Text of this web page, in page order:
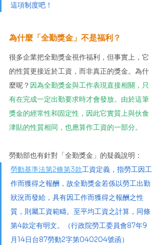
這項制度吧！
為什麼「全勤獎金」不是福利？
很多企業把全勤獎金視作福利，但事實上，它
的性質更接近於工資，而非真正的獎金。為什
麼呢？ 因為全勤獎金與工作表現直接相關，只
有在完成一定出勤要求時才會發放。由於這筆
獎金的經常性和固定性，因此它實質上與伙食
津貼的性質相同，也應算作工資的一部分。
勞動部也有針對「全勤獎金」的疑義說明：
勞動基準法第2條第3款工資定義，指勞工因工
作而獲得之報酬，故全勤獎金若係以勞工出勤
狀況而發給，具有因工作而獲得之報酬之性
質，則屬工資範疇。至平均工資之計算，同條
第4款定有明文。（行政院勞工委員會87年9
月14日台87勞動2字第040204號函）